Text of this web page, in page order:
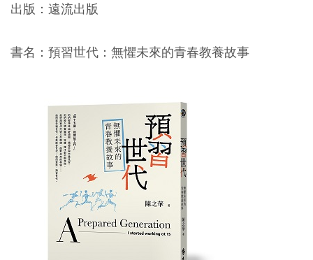
出版：遠流出版
書名：預習世代：無懼未來的青春教養故事